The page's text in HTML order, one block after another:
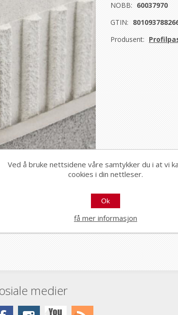
NOBB: 60037970
GTIN:
Produsent:
medier
Ved å bruke nettsidene våre samtykker du i at vi
cookies i din nettleser.
Ok
få mer informasjon